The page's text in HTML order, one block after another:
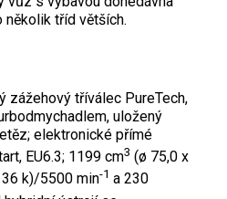
několik tříd větších.
zážehový tříválec PureTech,
uložený
elektronické přímé
EU6.3; 1199 cm3 (ø 75,0 x
k)/5500 min-1 a 230